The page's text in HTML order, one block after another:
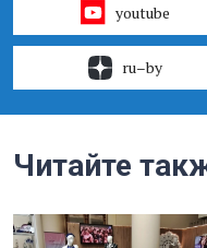
youtube
ru–by
Читайте